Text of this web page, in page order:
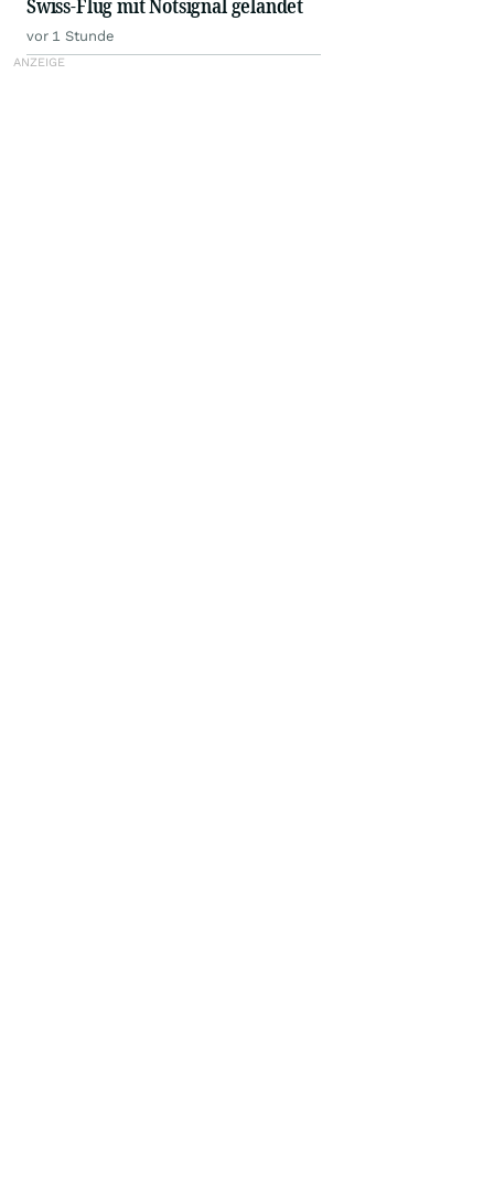
Swiss-Flug mit Notsignal gelandet
vor 1 Stunde